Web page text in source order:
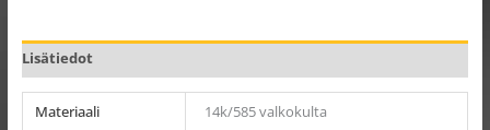
Lisätiedot
Materiaali
14k/585 valkokulta